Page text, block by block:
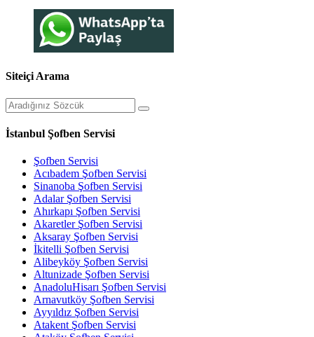
Siteiçi Arama
İstanbul Şofben Servisi
Şofben Servisi
Acıbadem Şofben Servisi
Sinanoba Şofben Servisi
Adalar Şofben Servisi
Ahırkapı Şofben Servisi
Akaretler Şofben Servisi
Aksaray Şofben Servisi
İkitelli Şofben Servisi
Alibeyköy Şofben Servisi
Altunizade Şofben Servisi
AnadoluHisarı Şofben Servisi
Arnavutköy Şofben Servisi
Ayyıldız Şofben Servisi
Atakent Şofben Servisi